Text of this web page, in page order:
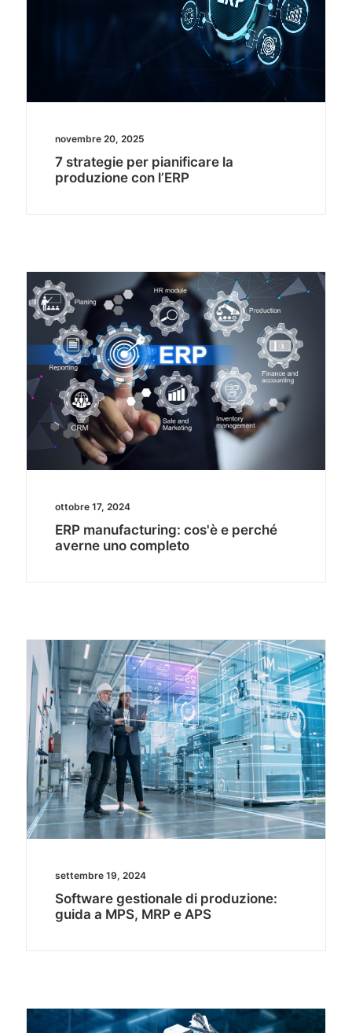
novembre 20, 2025
7 strategie per pianificare la
produzione con l’ERP
ottobre 17, 2024
ERP manufacturing: cos'è e perché
averne uno completo
settembre 19, 2024
Software gestionale di produzione:
guida a MPS, MRP e APS